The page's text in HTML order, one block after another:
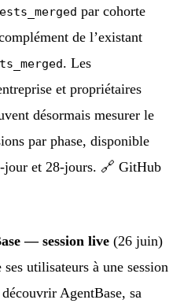
par cohorte
de l’existant
. Les
et propriétaires
désormais mesurer le
par phase, disponible
jour et 28-jours. 🔗 GitHub
— session live (26 juin)
utilisateurs à une session
AgentBase, sa